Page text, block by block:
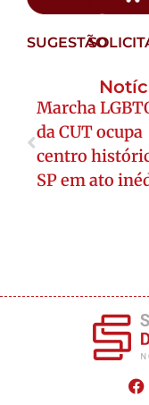
SUGESTÃO
Marcha
da CUT ocupa
centro
SP em ato